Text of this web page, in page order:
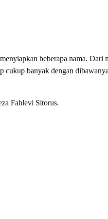
beberapa nama. Dari
cukup banyak dengan
Fahlevi Sitorus.